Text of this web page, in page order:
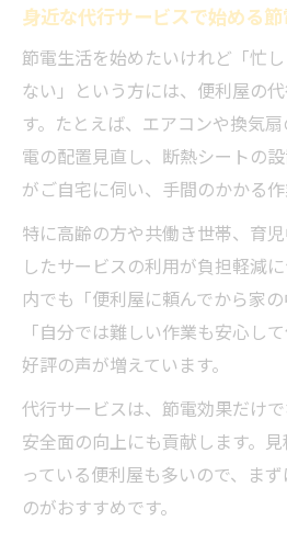
身近な代行サービスで始める
節電生活を始めたいけれど「忙
ない」という方には、便利屋の
す。たとえば、エアコンや換気
電の配置見直し、断熱シートの
がご自宅に伺い、手間のかかる作
特に高齢の方や共働き世帯、育
したサービスの利用が負担軽減
内でも「便利屋に頼んでから家の
「自分では難しい作業も安心し
好評の声が増えています。
代行サービスは、節電効果だけ
安全面の向上にも貢献します。
っている便利屋も多いので、ま
のがおすすめです。